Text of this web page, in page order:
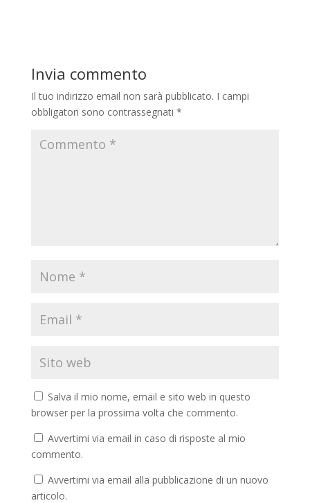
Invia commento
Il tuo indirizzo email non sarà pubblicato. I campi
obbligatori sono contrassegnati *
Salva il mio nome, email e sito web in questo
browser per la prossima volta che commento.
Avvertimi via email in caso di risposte al mio
commento.
Avvertimi via email alla pubblicazione di un nuovo
articolo.